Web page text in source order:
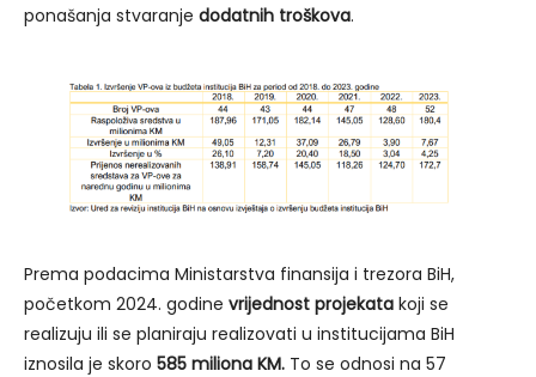
ponašanja stvaranje dodatnih troškova.
Prema podacima Ministarstva finansija i trezora BiH,
početkom 2024. godine vrijednost projekata koji se
realizuju ili se planiraju realizovati u institucijama BiH
iznosila je skoro 585 miliona KM. To se odnosi na 57